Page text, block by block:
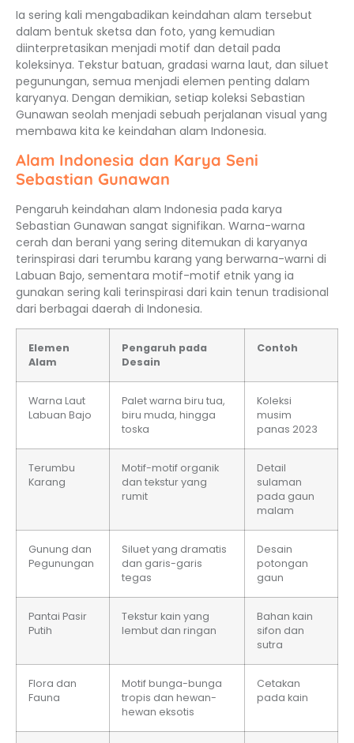
Ia sering kali mengabadikan keindahan alam tersebut
dalam bentuk sketsa dan foto, yang kemudian
diinterpretasikan menjadi motif dan detail pada
koleksinya. Tekstur batuan, gradasi warna laut, dan siluet
pegunungan, semua menjadi elemen penting dalam
karyanya. Dengan demikian, setiap koleksi Sebastian
Gunawan seolah menjadi sebuah perjalanan visual yang
membawa kita ke keindahan alam Indonesia.
Alam Indonesia dan Karya Seni
Sebastian Gunawan
Pengaruh keindahan alam Indonesia pada karya
Sebastian Gunawan sangat signifikan. Warna-warna
cerah dan berani yang sering ditemukan di karyanya
terinspirasi dari terumbu karang yang berwarna-warni di
Labuan Bajo, sementara motif-motif etnik yang ia
gunakan sering kali terinspirasi dari kain tenun tradisional
dari berbagai daerah di Indonesia.
Elemen
Alam
Pengaruh pada
Desain
Contoh
Warna Laut
Labuan Bajo
Palet warna biru tua,
biru muda, hingga
toska
Koleksi
musim
panas 2023
Terumbu
Karang
Motif-motif organik
dan tekstur yang
rumit
Detail
sulaman
pada gaun
malam
Gunung dan
Pegunungan
Siluet yang dramatis
dan garis-garis
tegas
Desain
potongan
gaun
Pantai Pasir
Putih
Tekstur kain yang
lembut dan ringan
Bahan kain
sifon dan
sutra
Flora dan
Fauna
Motif bunga-bunga
tropis dan hewan-
hewan eksotis
Cetakan
pada kain